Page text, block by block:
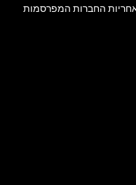
החברות המפרסמות